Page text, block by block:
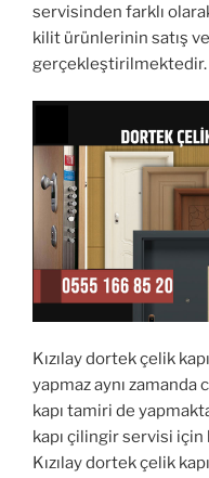
servisinden farklı
kilit ürünlerinin satış
gerçekleştirilmektedir.
Kızılay dortek çelik
yapmaz aynı zamanda
kapı tamiri de
kapı çilingir servisi
Kızılay dortek çelik